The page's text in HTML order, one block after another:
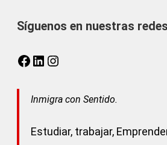
Síguenos en nuestras
Facebook
LinkedIn
Inmigra con Sentido.
Estudiar, trabajar,